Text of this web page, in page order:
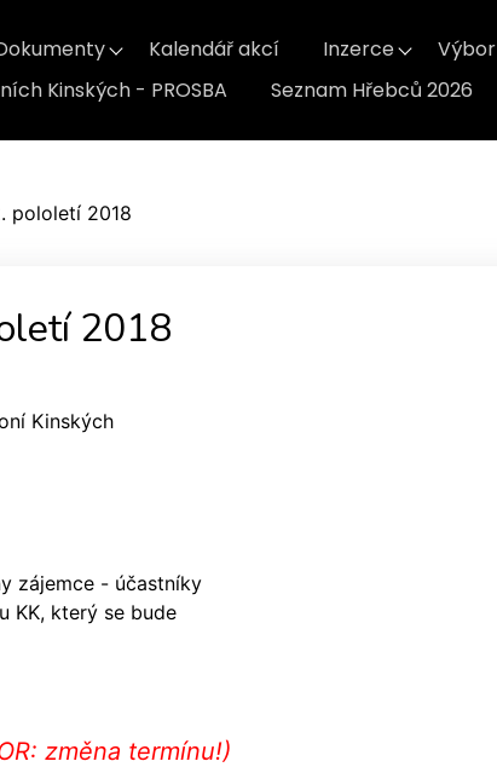
Kalendář akcí Inzerce Výbor
Kinských - PROSBA
Seznam Hřebců 2026
pololetí 2018
2018
Kinských
zájemce - účastníky
KK, který se bude
změna termínu!)